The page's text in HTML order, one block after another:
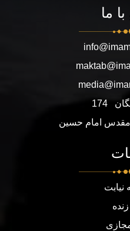
ما
174
امام حسین
نیابت